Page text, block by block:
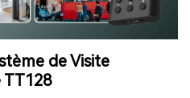
de Visite
TT128
FIL RADIO FM